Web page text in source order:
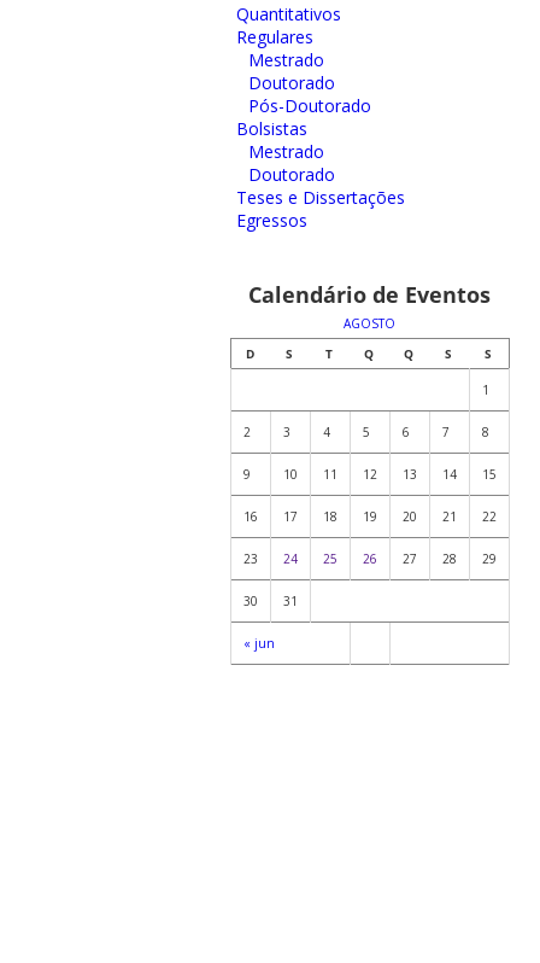
Quantitativos
Regulares
Mestrado
Doutorado
Pós-Doutorado
Bolsistas
Mestrado
Doutorado
Teses e Dissertações
Egressos
Calendário de Eventos
AGOSTO
D
S T Q Q S S
« jun
1
2 3 4 5 6 7 8
9 10 11 12 13 14 15
16 17 18 19 20 21 22
23 24 25 26 27 28 29
30 31